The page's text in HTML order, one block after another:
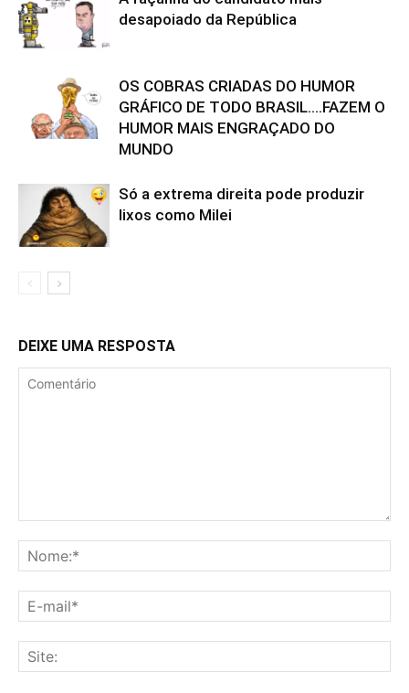
desapoiado da República
OS COBRAS CRIADAS DO HUMOR
GRÁFICO DE TODO BRASIL….FAZEM O
HUMOR MAIS ENGRAÇADO DO
MUNDO
Só a extrema direita pode produzir
lixos como Milei
DEIXE UMA RESPOSTA